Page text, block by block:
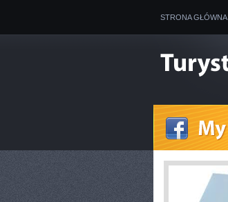
STRONA GŁÓWNA